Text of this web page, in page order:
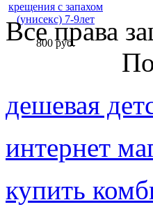
крещения с запахом
(унисекс) 7-9лет
800 руб.
Все права
Присоединяйтесь к нам:
дешевая
интернет
купить